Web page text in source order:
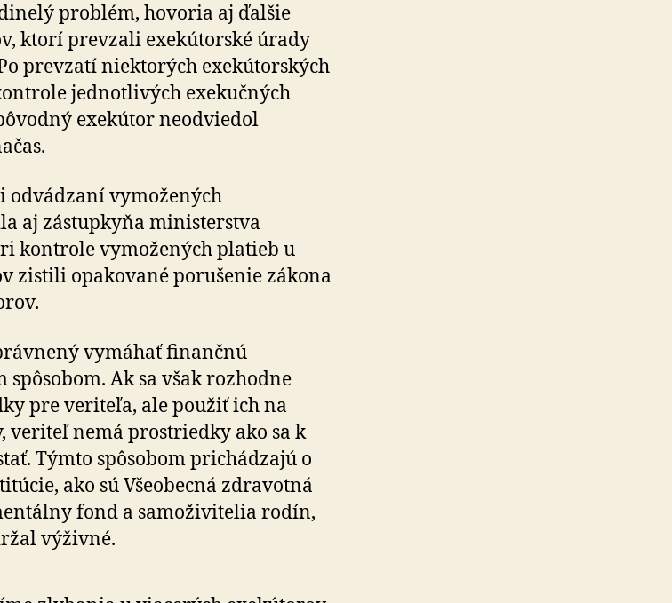
problém, hovoria aj ďalšie
ktorí prevzali exekútorské úrady
prevzatí niektorých exe­kú­tor­ských
jednotlivých exekučných
exekútor neodviedol
odvádzaní vymožených
aj zástupkyňa ministerstva
kontrole vymožených platieb u
zistili opakované porušenie zákona
vymáhať finančnú
Ak sa však rozhodne
pre veriteľa, ale použiť ich na
veriteľ nemá prostriedky ako sa k
Týmto spôsobom prichádzajú o
ako sú Všeobecná zdravotná
fond a samoživitelia rodín,
výživné.